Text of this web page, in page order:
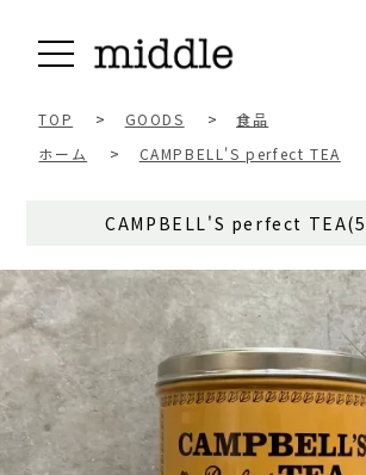
TOP > GOODS >
食品
ホーム
> CAMPBELL'S perfect TEA
CAMPBELL'S perfect